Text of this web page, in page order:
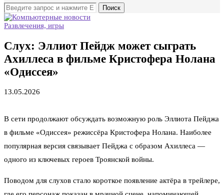
Поиск
Развлечения, игры
Слух: Эллиот Пейдж может сыграть
Ахиллеса в фильме Кристофера Нолана
«Одиссея»
13.05.2026
В сети продолжают обсуждать возможную роль Эллиота Пейджа
в фильме «Одиссея» режиссёра Кристофера Нолана. Наиболее
популярная версия связывает Пейджа с образом Ахиллеса —
одного из ключевых героев Троянской войны.
Поводом для слухов стало короткое появление актёра в трейлере,